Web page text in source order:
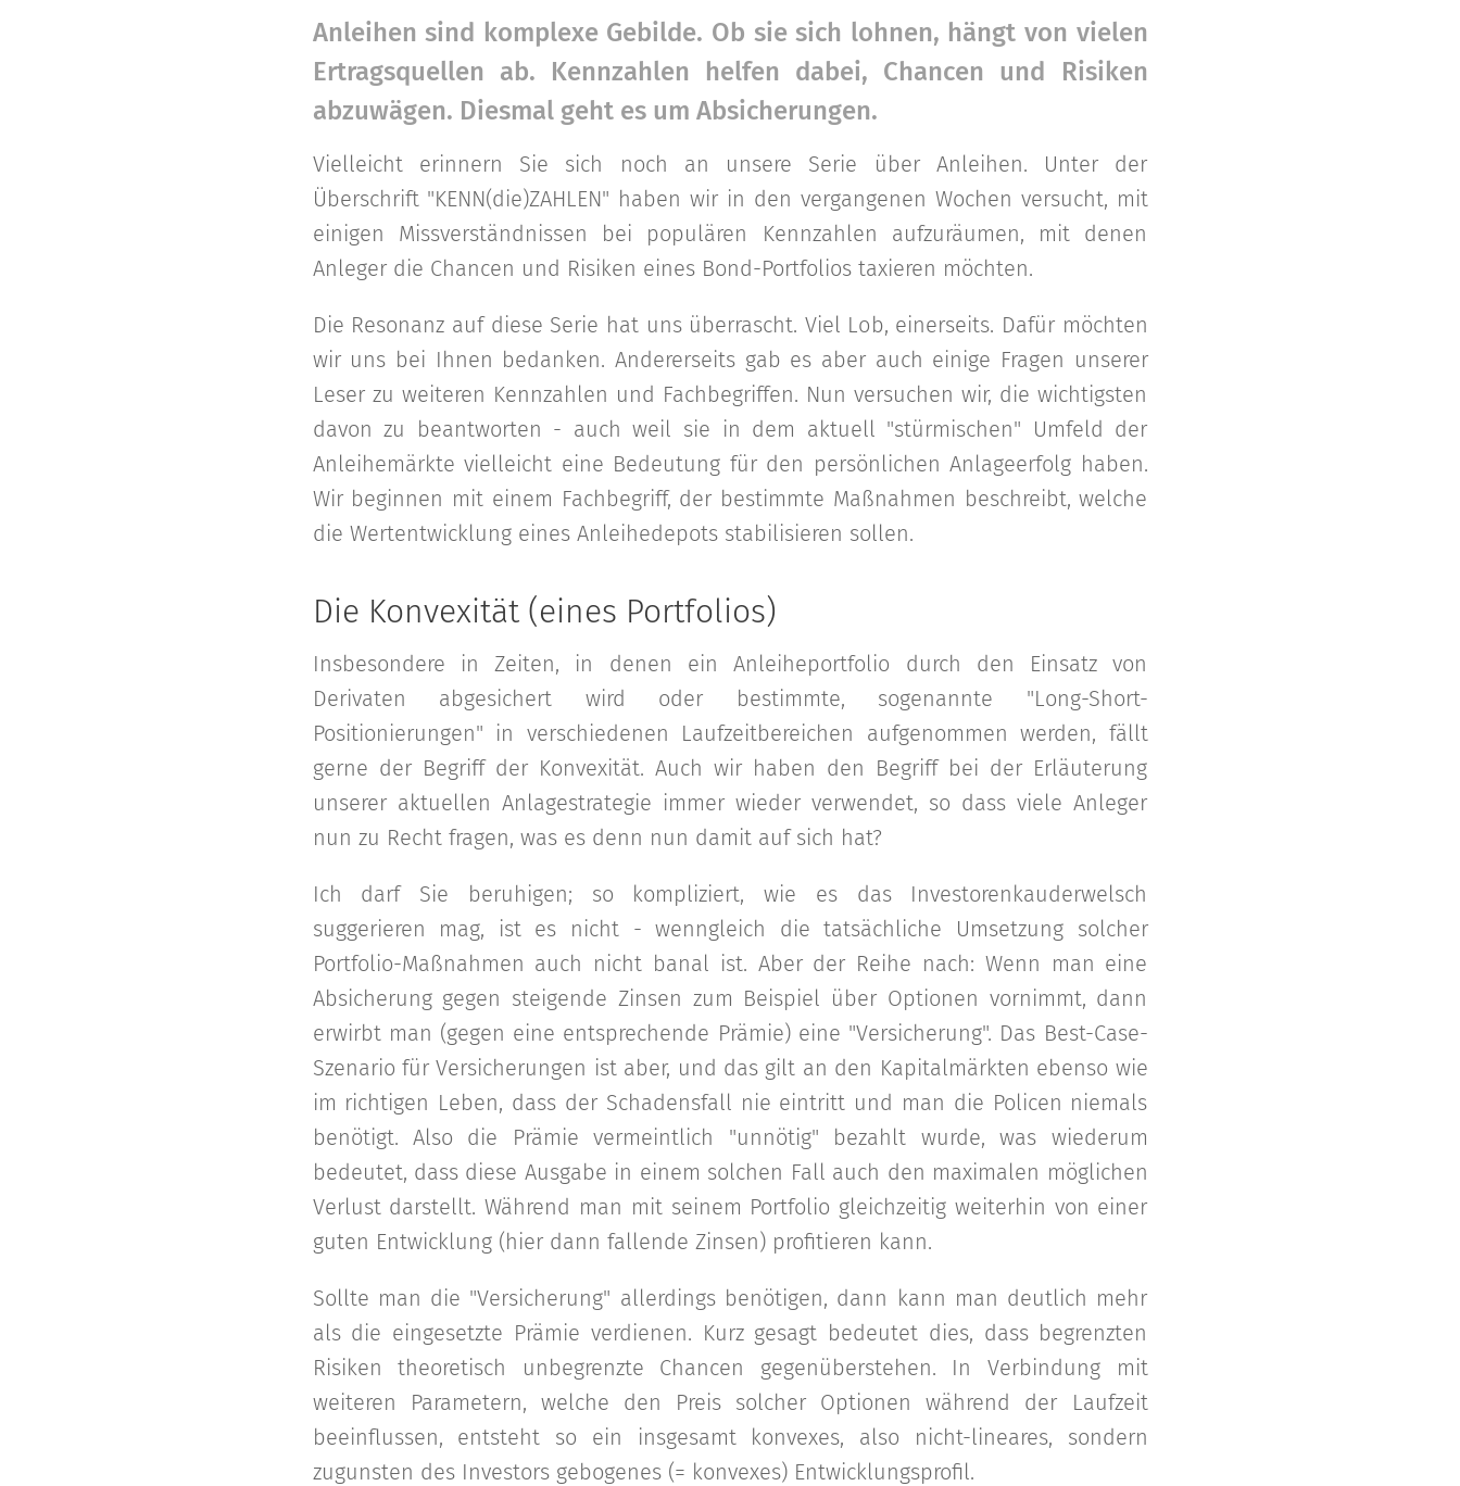
Anleihen sind komplexe Gebilde. Ob sie sich lohnen, hängt von vielen
Ertragsquellen ab. Kennzahlen helfen dabei, Chancen und Risiken
abzuwägen. Diesmal geht es um Absicherungen.
Vielleicht erinnern Sie sich noch an unsere Serie über Anleihen. Unter der
Überschrift "KENN(die)ZAHLEN" haben wir in den vergangenen Wochen versucht, mit
einigen Missverständnissen bei populären Kennzahlen aufzuräumen, mit denen
Anleger die Chancen und Risiken eines Bond-Portfolios taxieren möchten.
Die Resonanz auf diese Serie hat uns überrascht. Viel Lob, einerseits. Dafür möchten
wir uns bei Ihnen bedanken. Andererseits gab es aber auch einige Fragen unserer
Leser zu weiteren Kennzahlen und Fachbegriffen. Nun versuchen wir, die wichtigsten
davon zu beantworten - auch weil sie in dem aktuell "stürmischen" Umfeld der
Anleihemärkte vielleicht eine Bedeutung für den persönlichen Anlageerfolg haben.
Wir beginnen mit einem Fachbegriff, der bestimmte Maßnahmen beschreibt, welche
die Wertentwicklung eines Anleihedepots stabilisieren sollen.
Die Konvexität (eines Portfolios)
Insbesondere in Zeiten, in denen ein Anleiheportfolio durch den Einsatz von
Derivaten abgesichert wird oder bestimmte, sogenannte "Long-Short-
Positionierungen" in verschiedenen Laufzeitbereichen aufgenommen werden, fällt
gerne der Begriff der Konvexität. Auch wir haben den Begriff bei der Erläuterung
unserer aktuellen Anlagestrategie immer wieder verwendet, so dass viele Anleger
nun zu Recht fragen, was es denn nun damit auf sich hat?
Ich darf Sie beruhigen; so kompliziert, wie es das Investorenkauderwelsch
suggerieren mag, ist es nicht - wenngleich die tatsächliche Umsetzung solcher
Portfolio-Maßnahmen auch nicht banal ist. Aber der Reihe nach: Wenn man eine
Absicherung gegen steigende Zinsen zum Beispiel über Optionen vornimmt, dann
erwirbt man (gegen eine entsprechende Prämie) eine "Versicherung". Das Best-Case-
Szenario für Versicherungen ist aber, und das gilt an den Kapitalmärkten ebenso wie
im richtigen Leben, dass der Schadensfall nie eintritt und man die Policen niemals
benötigt. Also die Prämie vermeintlich "unnötig" bezahlt wurde, was wiederum
bedeutet, dass diese Ausgabe in einem solchen Fall auch den maximalen möglichen
Verlust darstellt. Während man mit seinem Portfolio gleichzeitig weiterhin von einer
guten Entwicklung (hier dann fallende Zinsen) profitieren kann.
Sollte man die "Versicherung" allerdings benötigen, dann kann man deutlich mehr
als die eingesetzte Prämie verdienen. Kurz gesagt bedeutet dies, dass begrenzten
Risiken theoretisch unbegrenzte Chancen gegenüberstehen. In Verbindung mit
weiteren Parametern, welche den Preis solcher Optionen während der Laufzeit
beeinflussen, entsteht so ein insgesamt konvexes, also nicht-lineares, sondern
zugunsten des Investors gebogenes (= konvexes) Entwicklungsprofil.